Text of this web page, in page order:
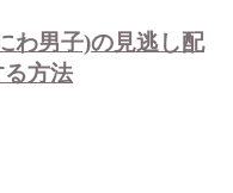
わ男子)の見逃し配
方法